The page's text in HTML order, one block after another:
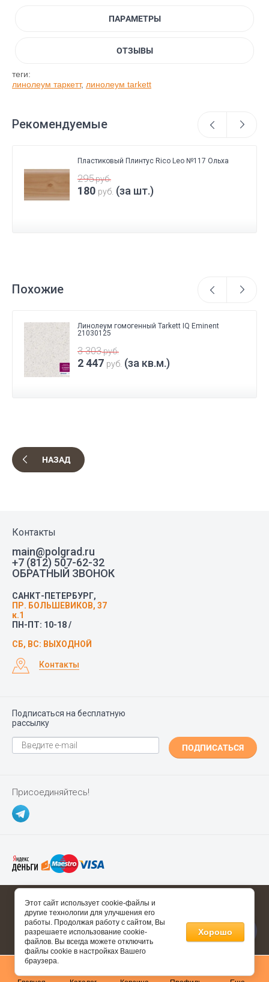
ПАРАМЕТРЫ
ОТЗЫВЫ
теги:
линолеум таркетт, линолеум tarkett
Рекомендуемые
Пластиковый Плинтус Rico Leo №117 Ольха
295руб.
180 руб. (за шт.)
Похожие
Линолеум гомогенный Tarkett IQ Eminent
21030125
3 303руб.
2 447 руб. (за кв.м.)
НАЗАД
Контакты
main@polgrad.ru
+7 (812) 507-62-32
ОБРАТНЫЙ ЗВОНОК
САНКТ-ПЕТЕРБУРГ,
ПР. БОЛЬШЕВИКОВ, 37
к.1
ПН-ПТ: 10-18 /
СБ, ВС: ВЫХОДНОЙ
Контакты
Подписаться на бесплатную
рассылку
ПОДПИСАТЬСЯ
Присоединяйтесь!
Copyright ©Polgrad.ru2014 - 2026
Полезные ссылки
Информация о товаре носит справочный характер и не
является публичной офертой, определяемой
положениями статьи 437 Гражданского Кодекса Российской
Этот сайт использует cookie-файлы и
другие технологии для улучшения его
работы. Продолжая работу с сайтом, Вы
разрешаете использование cookie-
файлов. Вы всегда можете отключить
файлы cookie в настройках Вашего
браузера.
Хорошо